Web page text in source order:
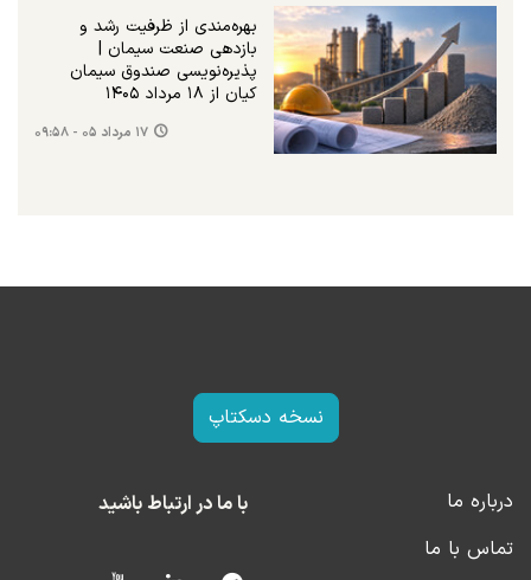
بهره‌مندی از ظرفیت رشد و
بازدهی صنعت سیمان |
پذیره‌نویسی صندوق سیمان
کیان از ۱۸ مرداد ۱۴۰۵
۱۷ مرداد ۰۵ - ۰۹:۵۸
نسخه دسکتاپ
درباره ما
تماس با ما
با ما در ارتباط باشید